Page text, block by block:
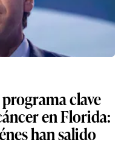
clave
en Florida:
han salido